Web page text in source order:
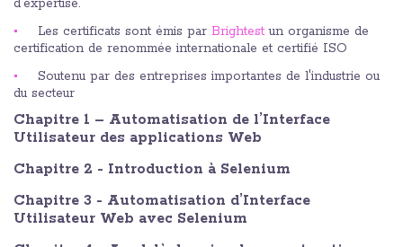
d'expertise.
Les certificats sont émis par Brightest un organisme de
certification de renommée internationale et certifié ISO
Soutenu par des entreprises importantes de l'industrie ou
du secteur
Chapitre 1 – Automatisation de l’Interface
Utilisateur des applications Web
Chapitre 2 - Introduction à Selenium
Chapitre 3 - Automatisation d’Interface
Utilisateur Web avec Selenium